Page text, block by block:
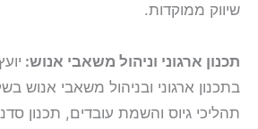
שיווק ממוקדות.
תכנון ארגוני וניהול משאבי אנוש:
בתכנון ארגוני ובניהול משאבי אנוש
תהליכי גיוס והשמת עובדים, תכנון